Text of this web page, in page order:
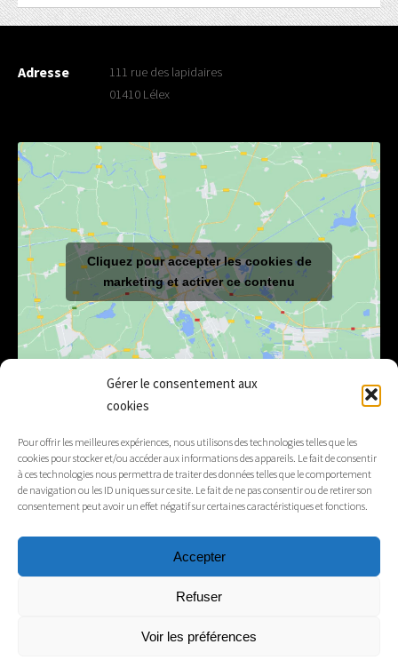
Gérer le consentement aux
cookies
Pour offrir les meilleures expériences, nous utilisons des technologies telles que les
cookies pour stocker et/ou accéder aux informations des appareils. Le fait de consentir
à ces technologies nous permettra de traiter des données telles que le comportement
de navigation ou les ID uniques sur ce site. Le fait de ne pas consentir ou de retirer son
consentement peut avoir un effet négatif sur certaines caractéristiques et fonctions.
Accepter
Refuser
Voir les préférences
Adresse
111 rue des lapidaires
01410 Lélex
Cliquez pour accepter les cookies de
marketing et activer ce contenu
Tél. 04 50 20 91 15
Mentions légales